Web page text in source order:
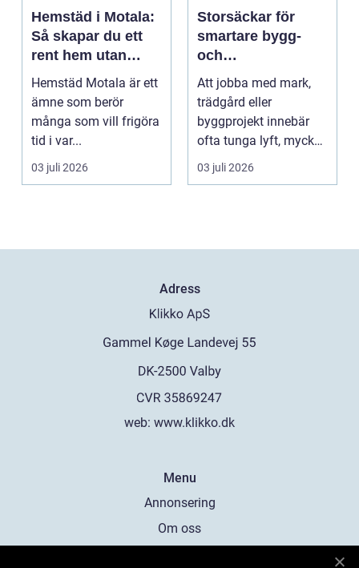
Hemstäd i Motala:
Så skapar du ett
rent hem utan
stress
Hemstäd Motala är ett
ämne som berör
många som vill frigöra
tid i var...
03 juli 2026
Storsäckar för
smartare bygg-
och
trädgårdsprojekt
Att jobba med mark,
trädgård eller
byggprojekt innebär
ofta tunga lyft, mycket
logis...
03 juli 2026
Adress
web: www.klikko.dk
Menu
Annonsering
Om oss